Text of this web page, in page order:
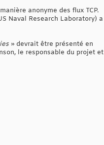
anonyme des flux TCP.
Naval Research Laboratory) a
» devrait être présenté en
le responsable du projet et